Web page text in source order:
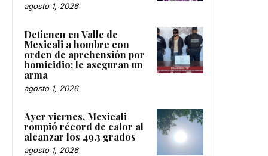
agosto 1, 2026
Detienen en Valle de
Mexicali a hombre con
orden de aprehensión por
homicidio; le aseguran un
arma
agosto 1, 2026
Ayer viernes, Mexicali
rompió récord de calor al
alcanzar los 49.3 grados
agosto 1, 2026